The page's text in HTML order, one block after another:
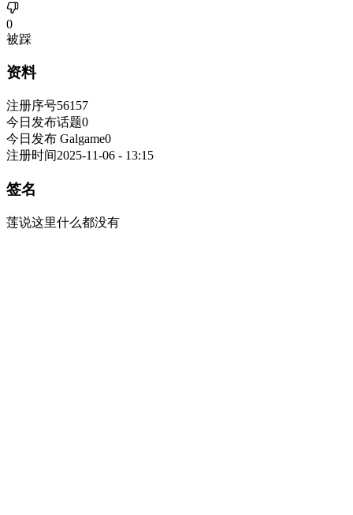
0
被踩
资料
注册序号56157
今日发布话题0
今日发布 Galgame0
注册时间2025-11-06 - 13:15
签名
莲说这里什么都没有